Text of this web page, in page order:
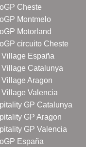
Cheste
Montmelo
Motorland
circuito Cheste
Village España
Village Catalunya
Village Aragon
Village Valencia
GP Catalunya
GP Aragon
GP Valencia
España